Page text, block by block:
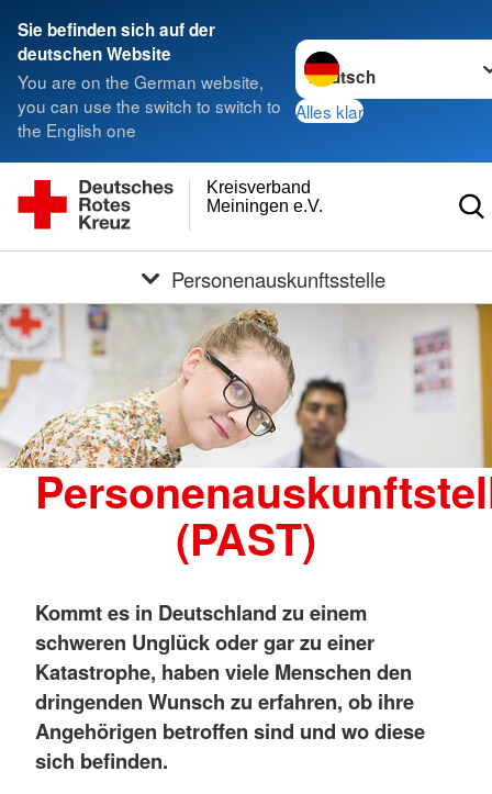
Sie befinden sich auf der
deutschen Website
You are on the German website,
you can use the switch to switch to
the English one
Sprache wechseln zu
Alles klar
Meiningen e.V.
Kreisverband
Personenauskunftsstelle
(PAST)
Kommt es in Deutschland zu einem
schweren Unglück oder gar zu einer
Katastrophe, haben viele Menschen den
dringenden Wunsch zu erfahren, ob ihre
Angehörigen betroffen sind und wo diese
sich befinden.